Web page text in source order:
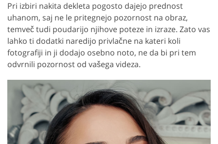
Pri izbiri nakita dekleta pogosto dajejo prednost
uhanom, saj ne le pritegnejo pozornost na obraz,
temveč tudi poudarijo njihove poteze in izraze. Zato vas
lahko ti dodatki naredijo privlačne na kateri koli
fotografiji in ji dodajo osebno noto, ne da bi pri tem
odvrnili pozornost od vašega videza.